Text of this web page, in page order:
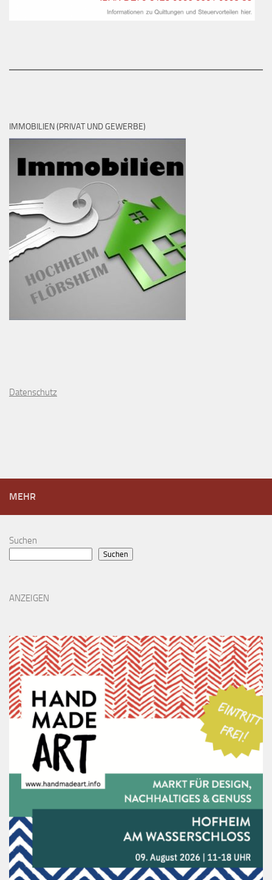
IMMOBILIEN (PRIVAT UND GEWERBE)
Datenschutz
MEHR
Suchen
Suchen
ANZEIGEN